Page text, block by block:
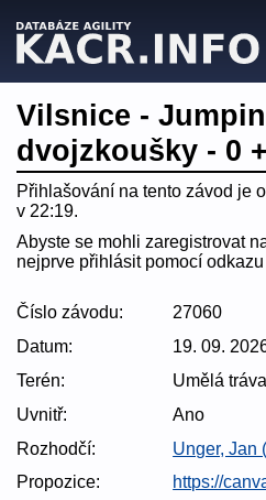
Vilsnice -
dvojzkoušky - 0
Přihlašování na tento závod je
v 22:19.
Abyste se mohli zaregistrovat
nejprve přihlásit pomocí
Číslo závodu:
27060
Datum:
19. 09.
Terén:
Umělá
Uvnitř:
Ano
Rozhodčí:
Unger, Jan
Propozice:
https://